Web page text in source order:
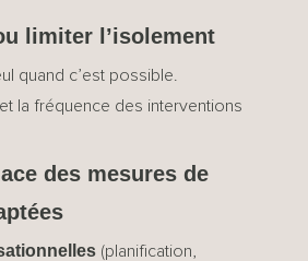
limiter l’isolement
quand c’est possible.
la fréquence des interventions
des mesures de
(planification,